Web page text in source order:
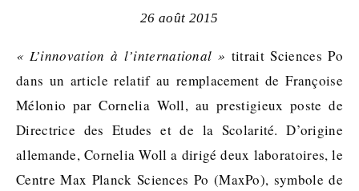
26 août 2015
« L’innovation à l’international » titrait Sciences Po
dans un article relatif au remplacement de Françoise
Mélonio par Cornelia Woll, au prestigieux poste de
Directrice des Etudes et de la Scolarité. D’origine
allemande, Cornelia Woll a dirigé deux laboratoires, le
Centre Max Planck Sciences Po (MaxPo), symbole de